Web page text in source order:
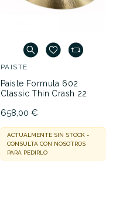
PAISTE
Paiste Formula 602
Classic Thin Crash 22
658,00 €
ACTUALMENTE SIN STOCK -
CONSULTA CON NOSOTROS
PARA PEDIRLO